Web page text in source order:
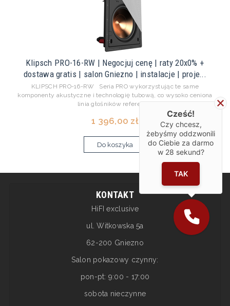
Klipsch PRO-16-RW | Negocjuj cenę | raty 20x0% +
dostawa gratis | salon Gniezno | instalacje | proje...
KLIPSCH PRO-16-RW Seria PRO wykorzystując te same
komponenty akustyczne i technologię tubową, co wysoko ceniona
linia głośników referenc...
1 396,00 zł
Do koszyka
KONTAKT
HiFI exclusive
ul. Witkowska 5a
62-200 Gniezno
Salon pokazowy czynny:
pon-pt: 9:00 - 17:00
sobota nieczynne
Cześć!
Czy chcesz,
żebyśmy oddzwonili
do Ciebie za darmo
w 28 sekund?
TAK